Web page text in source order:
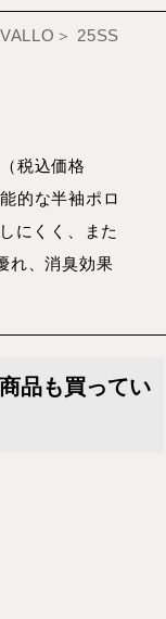
＞ 25SS
税込価格
的な半袖ポロ
にくく、また
れ、消臭効果
品も買ってい